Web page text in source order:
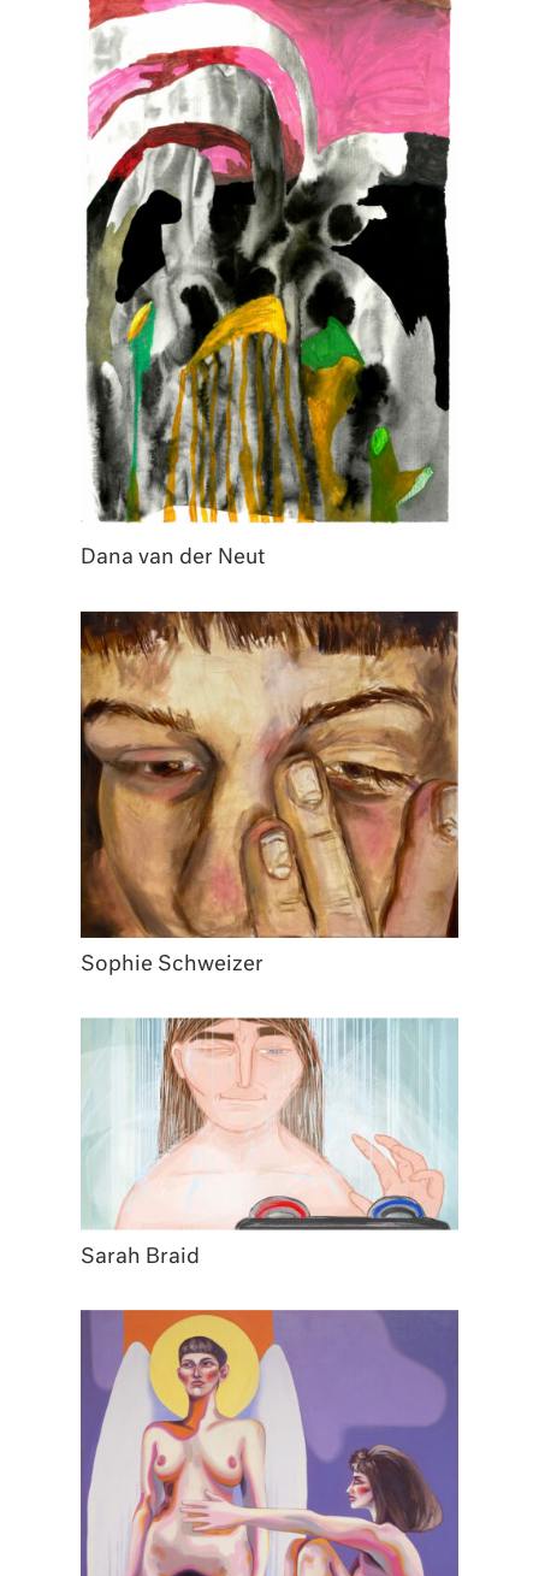
Dana van der Neut
Sophie Schweizer
Sarah Braid